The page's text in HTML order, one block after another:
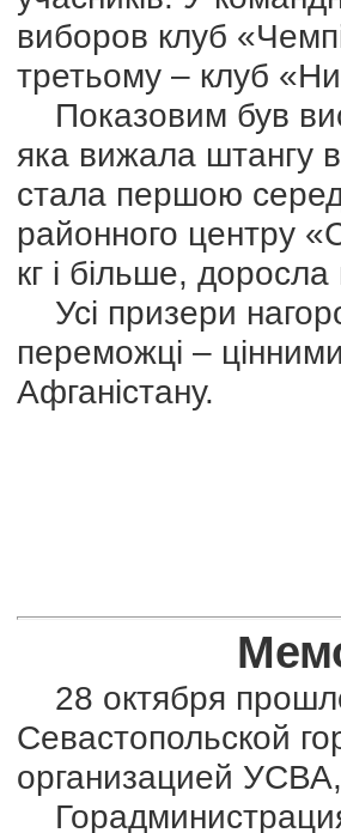
виборов клуб
третьому – клуб
Показовим був
яка вижала штангу
стала першою серед
районного центру
кг і більше,
Усі призери
переможці –
Афганістану.
28 октября
Севастопольской
организацией